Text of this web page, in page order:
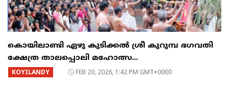
കൊയിലാണ്ടി ഏഴു കുടിക്കൽ ശ്രീ കുറുമ്പ ഭഗവതി
ക്ഷേത്ര താലപ്പൊലി മഹോത്സ...
KOYILANDY FEB 20, 2026, 1:42 PM GMT+0000